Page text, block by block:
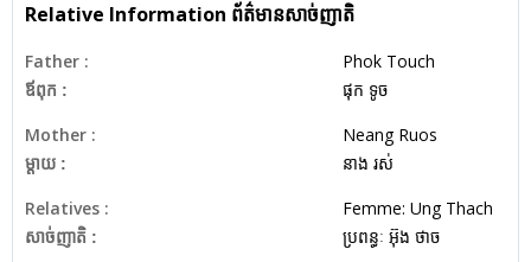
Relative Information ព័ត៌មានសាច់ញាតិ
Father :
ឪពុក :
Phok Touch
ផុក ទូច
Mother :
ម្តាយ :
Neang Ruos
នាង ​រស់
Relatives :
សាច់ញាតិ :
Femme: Ung Thach
ប្រពន្ធៈ អ៊ុង ថាច